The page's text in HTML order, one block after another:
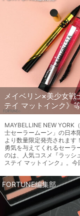
メイベリン×美少女戦
テイ マットインク》
MAYBELLINE NEW YORK
士セーラームーン」の日本
より数量限定発売されま
勇気を与えてくれるセーラ
のは、人気コスメ『ラッシ
ステイ マットインク』。今
FORTUNE編集部